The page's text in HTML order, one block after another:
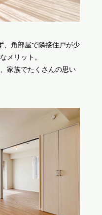
、角部屋で隣接住戸が少
メリット。
家族でたくさんの思い